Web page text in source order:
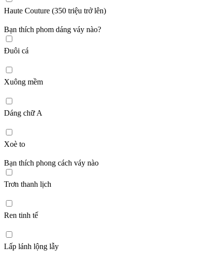
Haute Couture (350 triệu trở lên)
Bạn thích phom dáng váy nào?
Đuôi cá
Xuông mềm
Dáng chữ A
Xoè to
Bạn thích phong cách váy nào
Trơn thanh lịch
Ren tinh tế
Lấp lánh lộng lẫy